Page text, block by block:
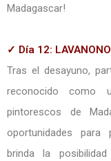
Madagascar!
✓ Día 12:
Tras el desayuno,
reconocido como
pintorescos de
oportunidades para
brinda la